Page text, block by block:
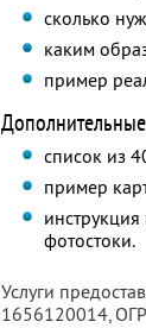
сколько
каким
пример
список из
пример
фотостоки.
Услуги
1656120014,